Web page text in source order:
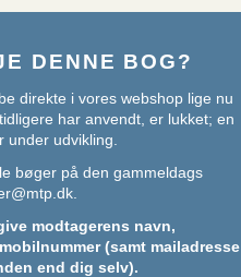
DENNE BOG?
direkte i vores webshop lige nu
har anvendt, er lukket; en
under udvikling.
bøger på den gammeldags
.
modtagerens navn,
(samt mailadresse
end dig selv).